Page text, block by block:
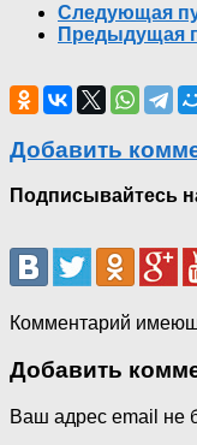
Следующая
Предыдущая
Добавить
Подписывайтесь
Комментарий
Добавить
Ваш адрес email не